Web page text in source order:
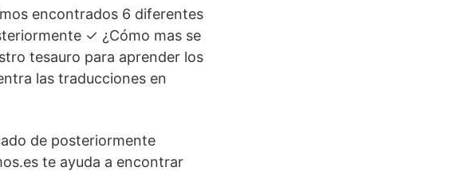
encontrados 6 diferentes
✓ ¿Cómo mas se
tesauro para aprender los
las traducciones en
de posteriormente
te ayuda a encontrar